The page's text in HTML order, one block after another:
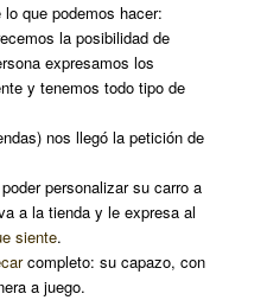
que podemos hacer:
la posibilidad de
expresamos los
y tenemos todo tipo de
nos llegó la petición de
personalizar su carro a
a la tienda y le expresa al
siente.
completo: su capazo, con
a juego.